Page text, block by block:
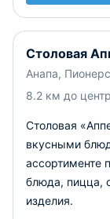
Столовая
Анапа,
8.2 км до
Столовая
вкусными
ассортименте
блюда, пицца,
изделия.